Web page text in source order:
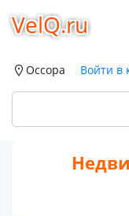
VelQ.ru
Оссора Войти в